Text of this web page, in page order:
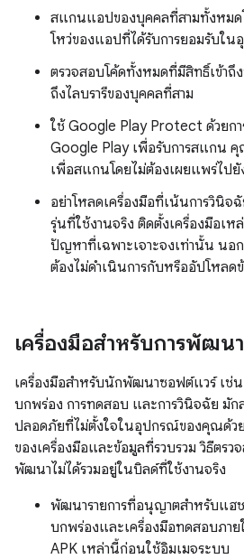
สแกนแอปของบุคคลที่สามทั้งหมด
โหว่ของแอปที่ได้รับการยอมรับใน
ตรวจสอบโค้ดทั้งหมดที่มีสิทธิ์เข้าถึ
ถึงไลบรารีของบุคคลที่สาม
ใช้ Google Play Protect ด้วยก
Google Play เพื่อรับการสแกน
เพื่อสแกนโดยไม่ต้องเผยแพร่ไป
อย่าโหลดเครื่องมือที่เน้นการวินิจ
รุ่นที่ใช้งานจริง ติดตั้งเครื่องมือเห
ปัญหาที่เฉพาะเจาะจงเท่านั้น นอ
ต้องไม่ดำเนินการกับหรืออัปโหล
เครื่องมือสำหรับการพัฒนา
เครื่องมือสำหรับนักพัฒนาซอฟต์แวร์ เช่น
บกพร่อง การทดสอบ และการวินิจฉัย มัก
ปลอดภัยที่ไม่ตั้งใจในอุปกรณ์ของคุณด้วย
ของเครื่องมือและข้อมูลที่รวบรวม วิธีตรว
พัฒนาไม่ได้รวมอยู่ในบิลด์ที่ใช้งานจริง
พัฒนารายการที่อนุญาตสำหรับแฮ
บกพร่องและเครื่องมือทดสอบภา
APK เหล่านี้ก่อนใช้อิมเมจระบบ